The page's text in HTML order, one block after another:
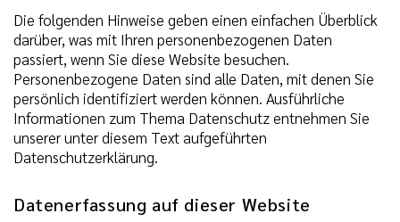
Die folgenden Hinweise geben einen einfachen Überblick
darüber, was mit Ihren personenbezogenen Daten
passiert, wenn Sie diese Website besuchen.
Personenbezogene Daten sind alle Daten, mit denen Sie
persönlich identifiziert werden können. Ausführliche
Informationen zum Thema Datenschutz entnehmen Sie
unserer unter diesem Text aufgeführten
Datenschutzerklärung.
Datenerfassung auf dieser Website